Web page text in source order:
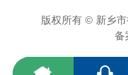
版权所有 © 新乡
备